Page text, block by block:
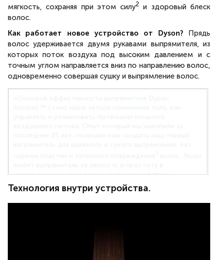
мягкость, сохраняя при этом силу2 и здоровый блеск
волос.
Как работает новое устройство от Dyson?
Прядь
волос удерживается двумя рукавами выпрямителя, из
которых поток воздуха под высоким давлением и с
точным углом направляется вниз по направлению волос,
одновременно совершая сушку и выпрямление волос.
использовании, мы к этому удобству добавили
высокоскоростной поток воздуха, благодаря которому
новый выпрямитель к своей функции выпрямления
добавил полноценную функцию сушки. Таким образом
Технология внутри устройства.